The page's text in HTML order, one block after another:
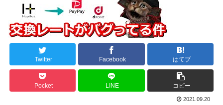
Twitter Facebook はてブ
Pocket LINE コピー
2021.09.20